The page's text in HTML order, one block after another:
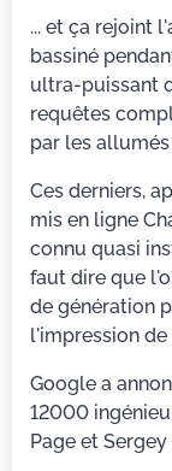
... et ça rejoint
bassiné
ultra-puissant
requêtes
par les allumés
Ces derniers,
mis en ligne
connu quasi
faut dire que
de génération
l'impression
Google a
12000
Page et